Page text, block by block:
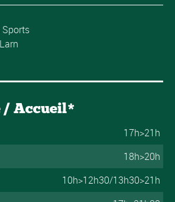
Sports
/ Accueil*
17h>21h
18h>20h
10h>12h30/13h30>21h